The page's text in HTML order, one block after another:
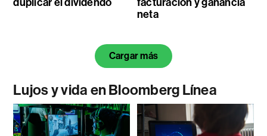
neta
Cargar más
Lujos y vida en Bloomberg Línea